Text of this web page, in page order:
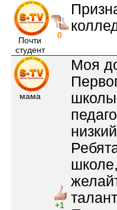
Почти
студент
0
мама
+1
Моя